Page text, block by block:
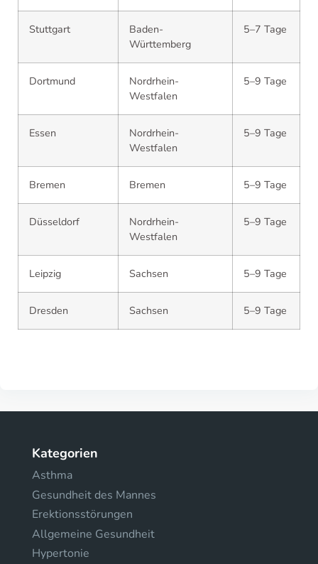
Stuttgart
Baden-
Württemberg
5–7 Tage
Dortmund
Nordrhein-
Westfalen
5–9 Tage
Essen
Nordrhein-
Westfalen
5–9 Tage
Bremen Bremen 5–9 Tage
Düsseldorf
Nordrhein-
Westfalen
5–9 Tage
Leipzig Sachsen 5–9 Tage
Dresden Sachsen 5–9 Tage
Kategorien
Asthma
Gesundheit des Mannes
Erektionsstörungen
Allgemeine Gesundheit
Hypertonie